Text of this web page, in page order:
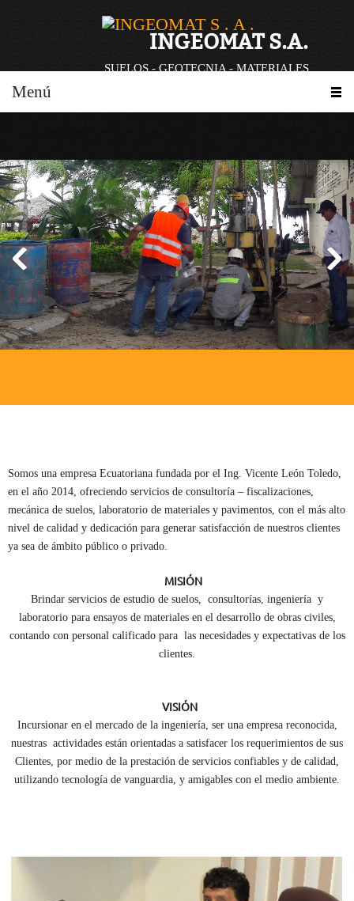
INGEOMAT S.A.
SUELOS - GEOTECNIA - MATERIALES
Menú
Somos una empresa Ecuatoriana fundada por el Ing. Vicente León Toledo,
en el año 2014, ofreciendo servicios de consultoría – fiscalizaciones,
mecánica de suelos, laboratorio de materiales y pavimentos, con el más alto
nivel de calidad y dedicación para generar satisfacción de nuestros clientes
ya sea de ámbito público o privado.
MISIÓN
Brindar servicios de estudio de suelos, consultorías, ingeniería y
laboratorio para ensayos de materiales en el desarrollo de obras civiles,
contando con personal calificado para las necesidades y expectativas de los
clientes.
VISIÓN
Incursionar en el mercado de la ingeniería, ser una empresa reconocida,
nuestras actividades están orientadas a satisfacer los requerimientos de sus
Clientes, por medio de la prestación de servicios confiables y de calidad,
utilizando tecnología de vanguardia, y amigables con el medio ambiente.